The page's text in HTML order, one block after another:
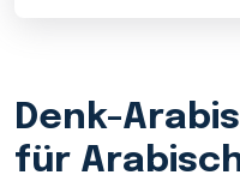
Denk-
für